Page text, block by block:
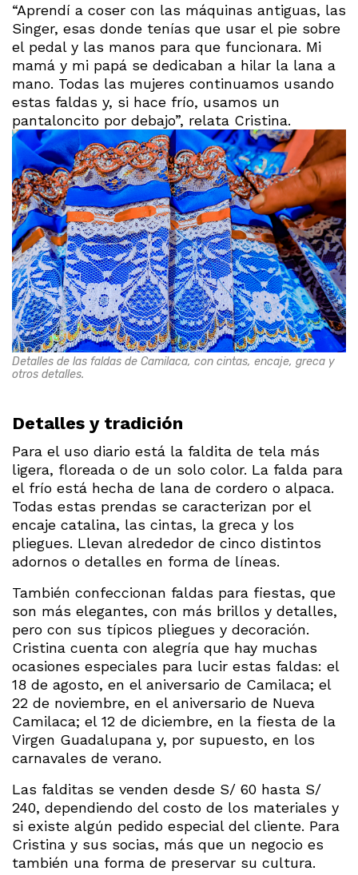
“Aprendí a coser con las máquinas antiguas, las
Singer, esas donde tenías que usar el pie sobre
el pedal y las manos para que funcionara. Mi
mamá y mi papá se dedicaban a hilar la lana a
mano. Todas las mujeres continuamos usando
estas faldas y, si hace frío, usamos un
pantaloncito por debajo”, relata Cristina.
Detalles de las faldas de Camilaca, con cintas, encaje, greca y
otros detalles.
Detalles y tradición
Para el uso diario está la faldita de tela más
ligera, floreada o de un solo color. La falda para
el frío está hecha de lana de cordero o alpaca.
Todas estas prendas se caracterizan por el
encaje catalina, las cintas, la greca y los
pliegues. Llevan alrededor de cinco distintos
adornos o detalles en forma de líneas.
También confeccionan faldas para fiestas, que
son más elegantes, con más brillos y detalles,
pero con sus típicos pliegues y decoración.
Cristina cuenta con alegría que hay muchas
ocasiones especiales para lucir estas faldas: el
18 de agosto, en el aniversario de Camilaca; el
22 de noviembre, en el aniversario de Nueva
Camilaca; el 12 de diciembre, en la fiesta de la
Virgen Guadalupana y, por supuesto, en los
carnavales de verano.
Las falditas se venden desde S/ 60 hasta S/
240, dependiendo del costo de los materiales y
si existe algún pedido especial del cliente. Para
Cristina y sus socias, más que un negocio es
también una forma de preservar su cultura.